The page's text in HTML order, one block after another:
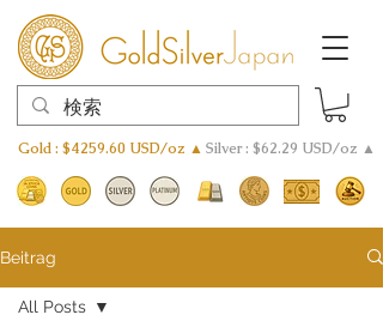
Gold : $4259.60 USD/oz ▲ Silver : $62.29 USD/oz ▲
Beitrag
All Posts